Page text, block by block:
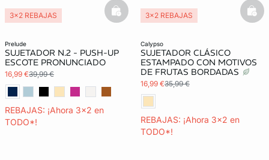
prelude
SUJETADOR N.2 - PUSH-UP
ESCOTE PRONUNCIADO
16,99 €39,99 €
REBAJAS: ¡Ahora 3x2 en
TODO*!
3x2 REBAJAS basketfull
calypso
SUJETADOR CLÁSICO
ESTAMPADO CON MOTIVOS
DE FRUTAS BORDADAS
16,99 €35,99 €
REBAJAS: ¡Ahora 3x2 en
TODO*!
3x2 REBAJAS